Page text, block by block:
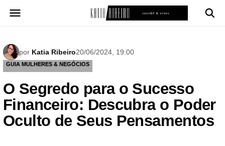
para
por Katia Ribeiro20/06/2024, 19:00
GUIA MULHERES & NEGÓCIOS
O Segredo para o Sucesso
Financeiro: Descubra o Poder
Oculto de Seus Pensamentos